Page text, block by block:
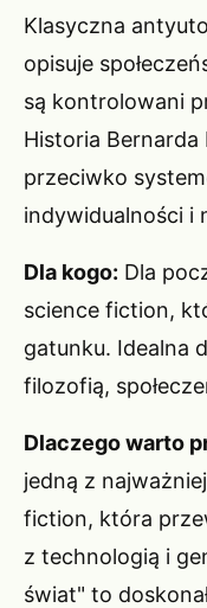
Klasyczna
opisuje
są kontrolowani
Historia
przeciwko
indywidualności i
Dla kogo: Dla
science fiction,
gatunku. Idealna
filozofią,
Dlaczego warto
jedną z
fiction, która
z technologią i
świat" to